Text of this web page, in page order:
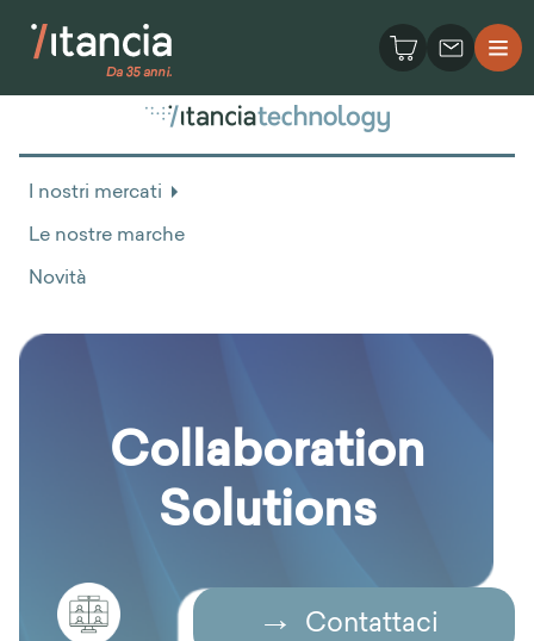
Novità
Le nostre marche
I nostri mercati
Collaboration
Solutions
Contattaci